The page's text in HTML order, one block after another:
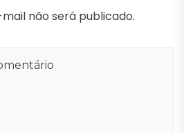
não será publicado.